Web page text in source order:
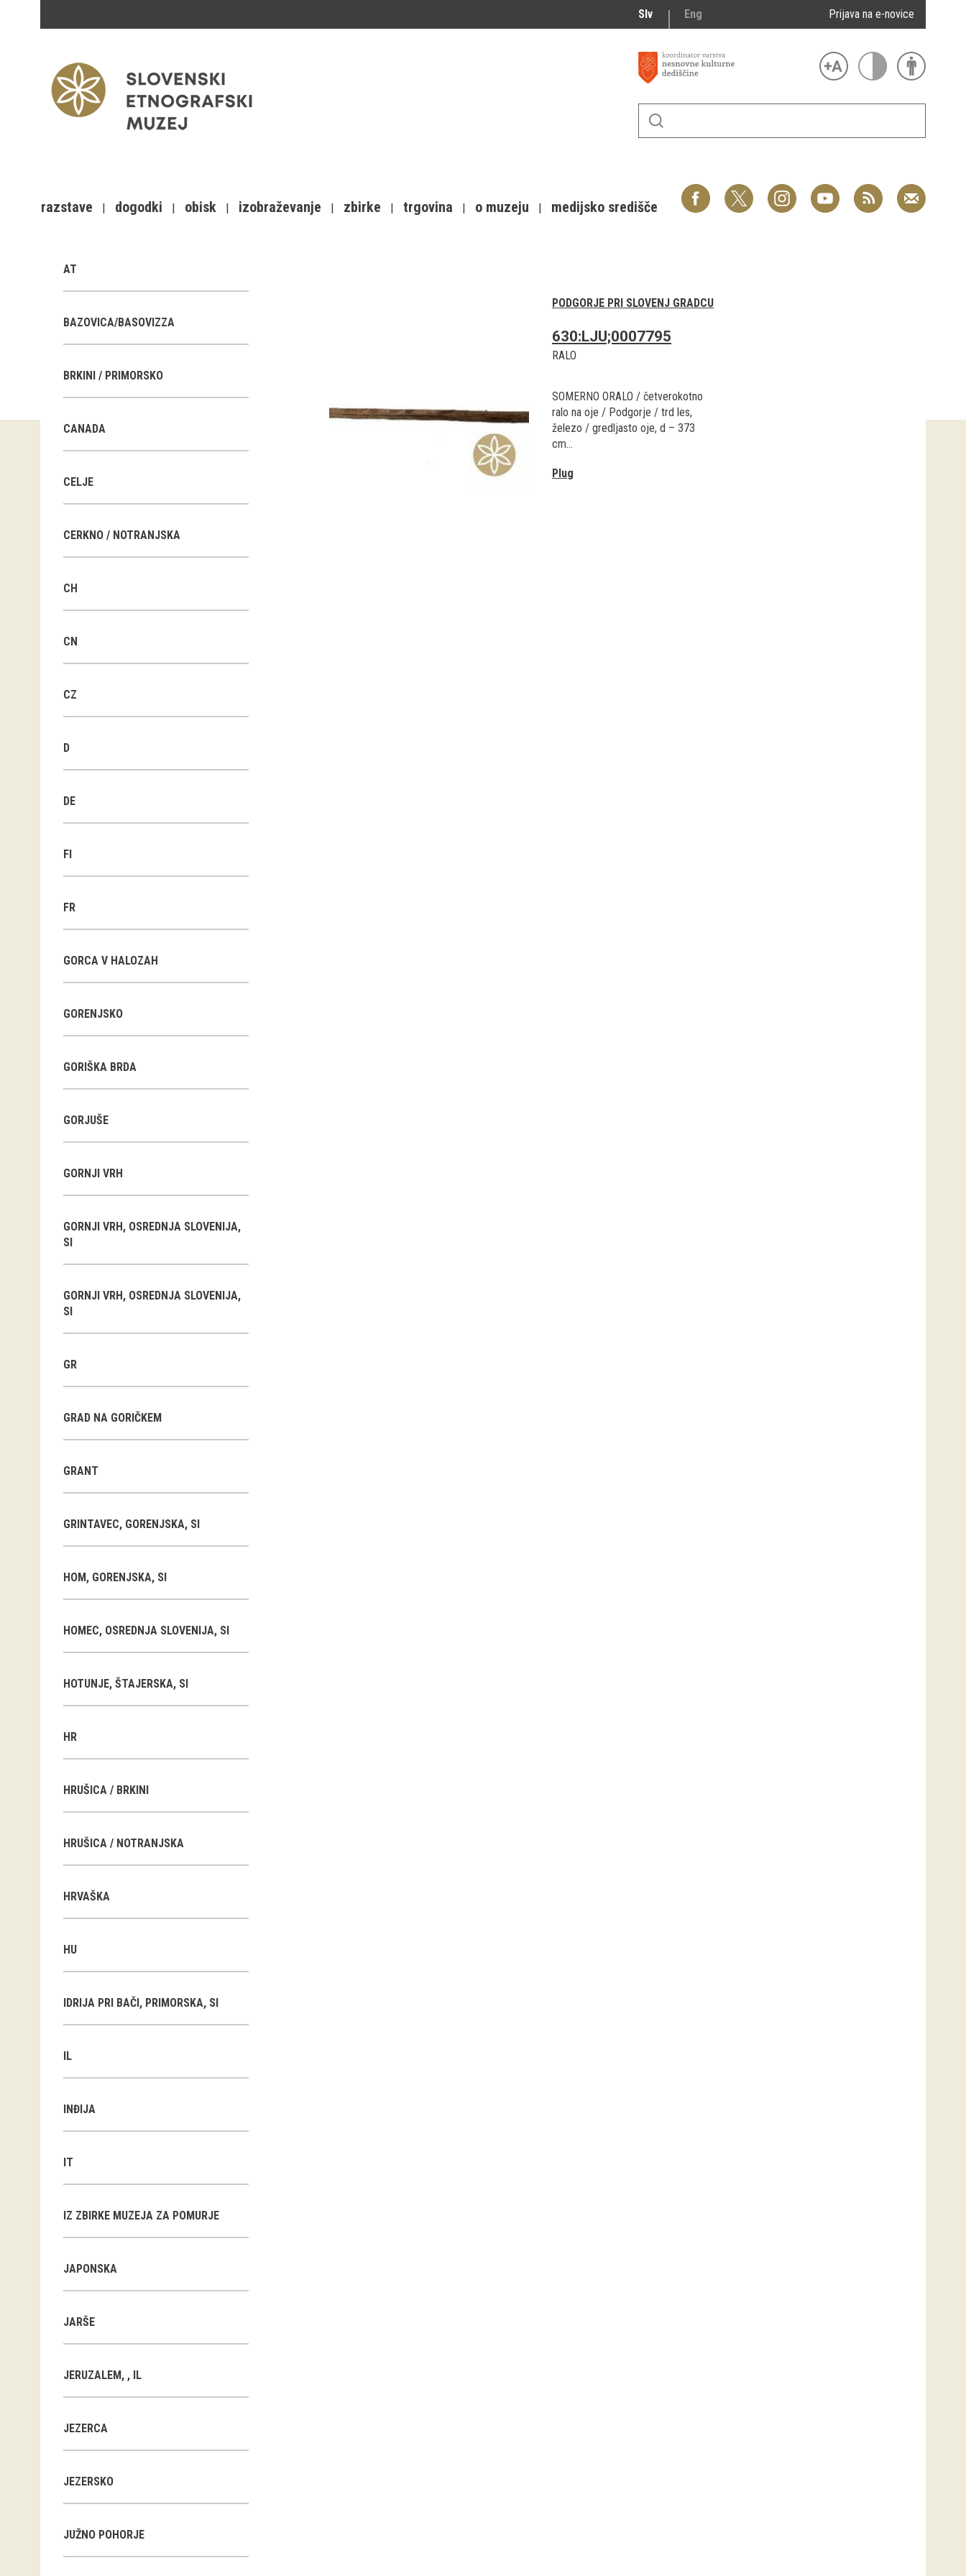
Slv Eng Prijava na e-novice
razstave dogodki obisk izobraževanje zbirke trgovina o muzeju medijsko središče
AT
BAZOVICA/BASOVIZZA
BRKINI / PRIMORSKO
CANADA
CELJE
CERKNO / NOTRANJSKA
CH
CN
CZ
D
DE
FI
FR
GORCA V HALOZAH
GORENJSKO
GORIŠKA BRDA
GORJUŠE
GORNJI VRH
GORNJI VRH, OSREDNJA SLOVENIJA,
SI
GORNJI VRH, OSREDNJA SLOVENIJA,
SI
GR
GRAD NA GORIČKEM
GRANT
GRINTAVEC, GORENJSKA, SI
HOM, GORENJSKA, SI
HOMEC, OSREDNJA SLOVENIJA, SI
HOTUNJE, ŠTAJERSKA, SI
HR
HRUŠICA / BRKINI
HRUŠICA / NOTRANJSKA
HRVAŠKA
HU
IDRIJA PRI BAČI, PRIMORSKA, SI
IL
INĐIJA
IT
IZ ZBIRKE MUZEJA ZA POMURJE
JAPONSKA
JARŠE
JERUZALEM, , IL
JEZERCA
JEZERSKO
JUŽNO POHORJE
PODGORJE PRI SLOVENJ GRADCU
630:LJU;0007795
RALO
SOMERNO ORALO / četverokotno
ralo na oje / Podgorje / trd les,
železo / gredljasto oje, d – 373
cm...
Plug